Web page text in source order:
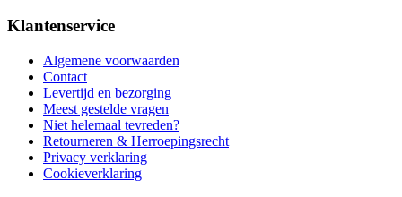
Klantenservice
Algemene voorwaarden
Contact
Levertijd en bezorging
Meest gestelde vragen
Niet helemaal tevreden?
Retourneren & Herroepingsrecht
Privacy verklaring
Cookieverklaring